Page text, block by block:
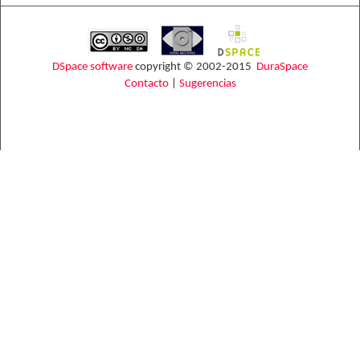
DSpace software copyright © 2002-2015 DuraSpace
Contacto| Sugerencias